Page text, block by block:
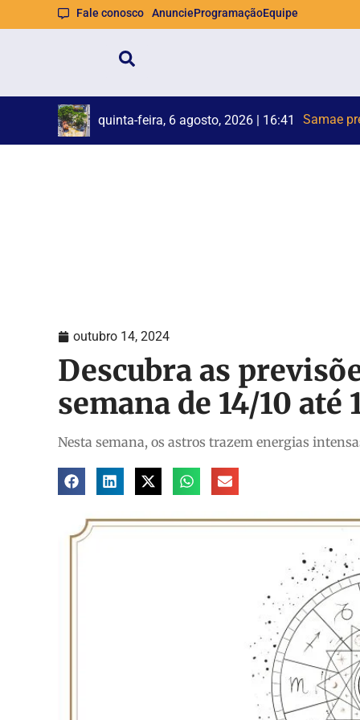
Fale conosco AnuncieProgramaçãoEquipe
quinta-feira, 6 agosto, 2026 | 16:41 Samae
Princípio
outubro 14, 2024
Descubra as
semana de 14/10 até
Nesta semana, os astros trazem energias